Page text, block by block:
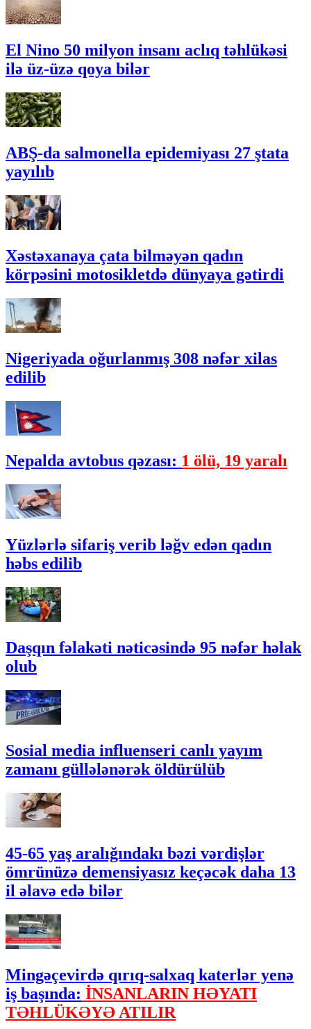
El Nino 50 milyon insanı aclıq təhlükəsi
ilə üz-üzə qoya bilər
ABŞ-da salmonella epidemiyası 27 ştata
yayılıb
Xəstəxanaya çata bilməyən qadın
körpəsini motosikletdə dünyaya gətirdi
Nigeriyada oğurlanmış 308 nəfər xilas
edilib
Nepalda avtobus qəzası: 1 ölü, 19 yaralı
Yüzlərlə sifariş verib ləğv edən qadın
həbs edilib
Daşqın fəlakəti nəticəsində 95 nəfər həlak
olub
Sosial media influenseri canlı yayım
zamanı güllələnərək öldürülüb
45-65 yaş aralığındakı bəzi vərdişlər
ömrünüzə demensiyasız keçəcək daha 13
il əlavə edə bilər
Mingəçevirdə qırıq-salxaq katerlər yenə
iş başında: İNSANLARIN HƏYATI
TƏHLÜKƏYƏ ATILIR